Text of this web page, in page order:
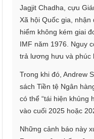
Jagjit Chadha, cựu
Xã hội Quốc gia, nhận
hiểm không kém giai
IMF năm 1976. Nguy
trả lương hưu và phúc
Trong khi đó, Andrew
sách Tiền tệ Ngân
có thể “tái hiện khủng
vào cuối 2025 hoặc
Những cảnh báo này